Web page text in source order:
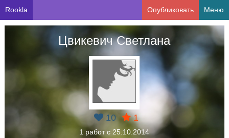
Rookla Опубликовать Меню
Цвикевич Светлана
10 1
1 работ с 25.10.2014